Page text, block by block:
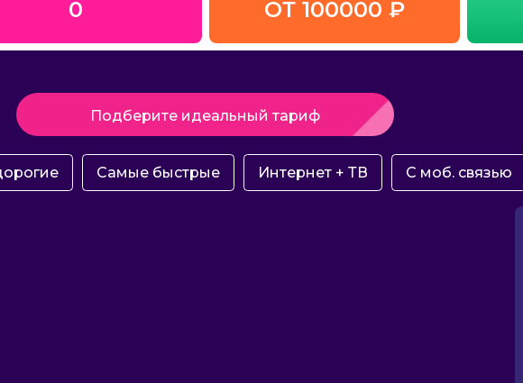
0 ОТ 100000 ₽
Подберите идеальный тариф
Самые быстрые Интернет + ТВ С моб. связью